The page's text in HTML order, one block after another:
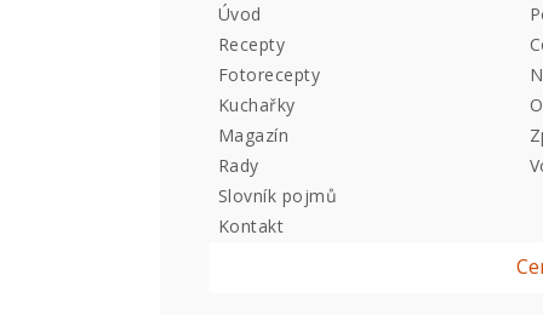
Úvod
Recepty
Fotorecepty
Kuchařky
Magazín
Rady
Slovník pojmů
Kontakt